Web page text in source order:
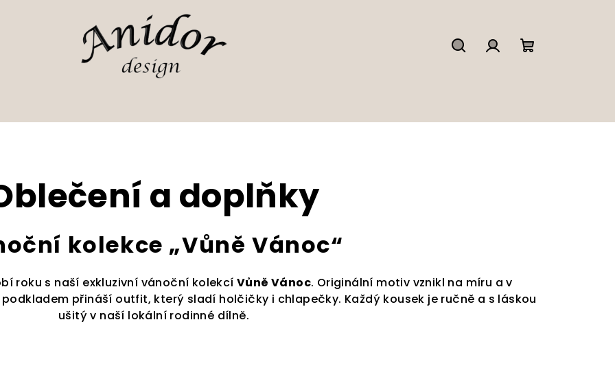
a doplňky
kolekce „Vůně Vánoc“
roku s naší exkluzivní vánoční kolekcí Vůně Vánoc. Originální motiv vznikl na míru a v
přináší outfit, který sladí holčičky i chlapečky. Každý kousek je ručně a s láskou
ušitý v naší lokální rodinné dílně.